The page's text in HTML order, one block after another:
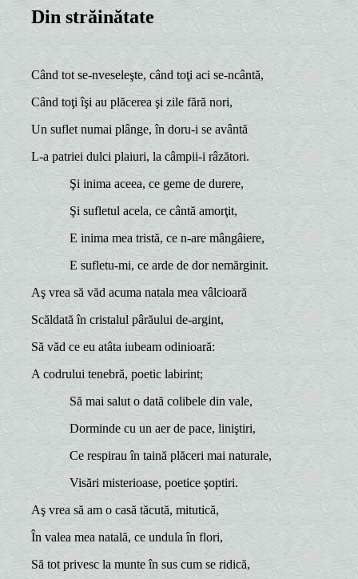
Din străinătate
Când tot se-nveseleşte, când toţi aci se-ncântă,
Când toţi îşi au plăcerea şi zile fără nori,
Un suflet numai plânge, în doru-i se avântă
L-a patriei dulci plaiuri, la câmpii-i râzători.
Şi inima aceea, ce geme de durere,
Şi sufletul acela, ce cântă amorţit,
E inima mea tristă, ce n-are mângâiere,
E sufletu-mi, ce arde de dor nemărginit.
Aş vrea să văd acuma natala mea vâlcioară
Scăldată în cristalul pârăului de-argint,
Să văd ce eu atâta iubeam odinioară:
A codrului tenebră, poetic labirint;
Să mai salut o dată colibele din vale,
Dorminde cu un aer de pace, liniştiri,
Ce respirau în taină plăceri mai naturale,
Visări misterioase, poetice şoptiri.
Aş vrea să am o casă tăcută, mitutică,
În valea mea natală, ce undula în flori,
Să tot privesc la munte în sus cum se ridică,